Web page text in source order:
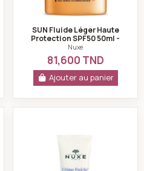
SUN Fluide Léger Haute
Protection SPF50 50ml -
Nuxe
Nuxe
81,600 TND
Ajouter au panier